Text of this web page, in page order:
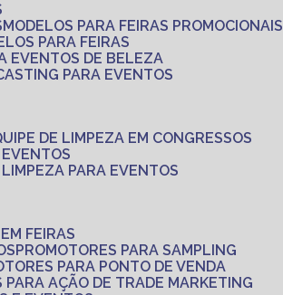
MODELOS PARA FEIRAS PROMOCIONAIS
PARA FEIRAS
EVENTOS DE BELEZA
PARA EVENTOS
DE LIMPEZA EM CONGRESSOS
EVENTOS
LIMPEZA PARA EVENTOS
FEIRAS
PROMOTORES PARA SAMPLING
PARA PONTO DE VENDA
PARA AÇÃO DE TRADE MARKETING